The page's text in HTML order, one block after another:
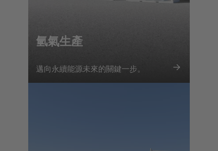
氫氣生產
邁向永續能源未來的關鍵一步。